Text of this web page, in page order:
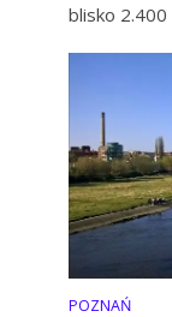
blisko
POZNAŃ